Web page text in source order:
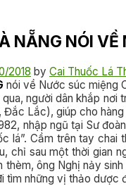
NẴNG NÓI
2018 by Cai Thuốc Lá
nói về Nước súc miệng
người dân khắp
Đắc Lắc), giúp cho
nhập ngũ tại Sư
lá”. Cầm trên tay
chỉ sau một thời gian
ông Nghị nảy
tìm những vị thảo dược